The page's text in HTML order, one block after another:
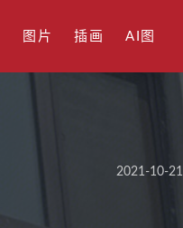
图片 插画 AI图
2021-10-21